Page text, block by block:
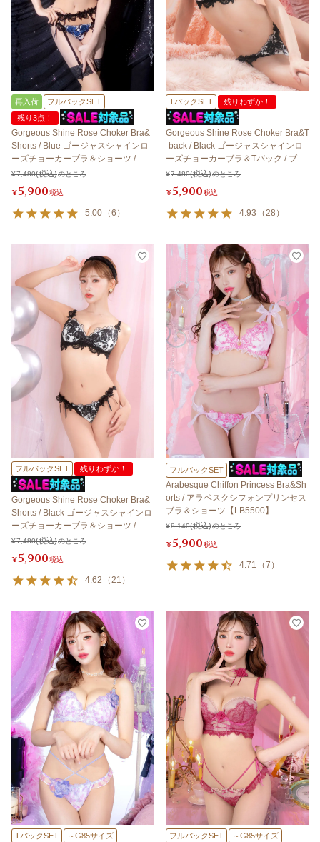
再入荷
フルバックSET
残り3点！
Gorgeous Shine Rose Choker Bra&
Shorts / Blue ゴージャスシャインロ
ーズチョーカーブラ＆ショーツ / ブ
ルー【LB5500】
¥7,480 のところ
¥5,900税込
5.00 （6 ）
TバックSET 残りわずか！
Gorgeous Shine Rose Choker Bra&T
-back / Black ゴージャスシャインロ
ーズチョーカーブラ＆Tバック / ブラ
ック【LB5500】
¥7,480 のところ
¥5,900税込
4.93 （28 ）
フルバックSET 残りわずか！
Gorgeous Shine Rose Choker Bra&
Shorts / Black ゴージャスシャインロ
ーズチョーカーブラ＆ショーツ / ブ
ラック【LB5500】
¥7,480 のところ
¥5,900税込
4.62 （21 ）
フルバックSET
Arabesque Chiffon Princess Bra&Sh
orts / アラベスクシフォンプリンセス
ブラ＆ショーツ【LB5500】
¥8,140 のところ
¥5,900税込
4.71 （7 ）
TバックSET
～G85サイズ
フルバックSET
～G85サイズ